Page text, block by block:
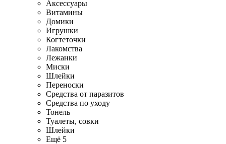
Аксессуары
Витамины
Домики
Игрушки
Когтеточки
Лакомства
Лежанки
Миски
Шлейки
Переноски
Средства от паразитов
Средства по уходу
Тонель
Туалеты, совки
Шлейки
Ещё 5